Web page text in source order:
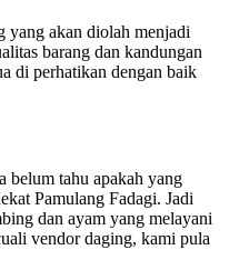
yang akan diolah menjadi
barang dan kandungan
di perhatikan dengan baik
belum tahu apakah yang
Pamulang Fadagi. Jadi
dan ayam yang melayani
vendor daging, kami pula